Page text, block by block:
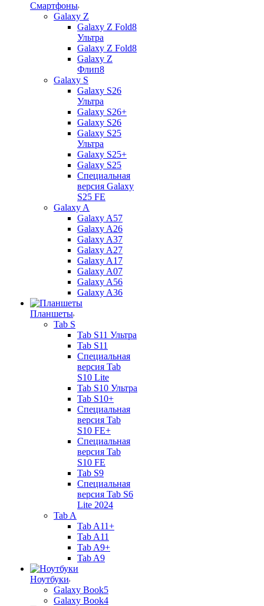
Смартфоны
Galaxy Z
Galaxy Z Fold8
Ультра
Galaxy Z Fold8
Galaxy Z
Флип8
Galaxy S
Galaxy S26
Ультра
Galaxy S26+
Galaxy S26
Galaxy S25
Ультра
Galaxy S25+
Galaxy S25
Специальная
версия Galaxy
S25 FE
Galaxy A
Galaxy A57
Galaxy A26
Galaxy A37
Galaxy A27
Galaxy A17
Galaxy A07
Galaxy A56
Galaxy A36
Планшеты
Tab S
Tab S11 Ультра
Tab S11
Специальная
версия Tab
S10 Lite
Tab S10 Ультра
Tab S10+
Специальная
версия Tab
S10 FE+
Специальная
версия Tab
S10 FE
Tab S9
Специальная
версия Tab S6
Lite 2024
Tab A
Tab A11+
Tab A11
Tab A9+
Tab A9
Ноутбуки
Galaxy Book5
Galaxy Book4